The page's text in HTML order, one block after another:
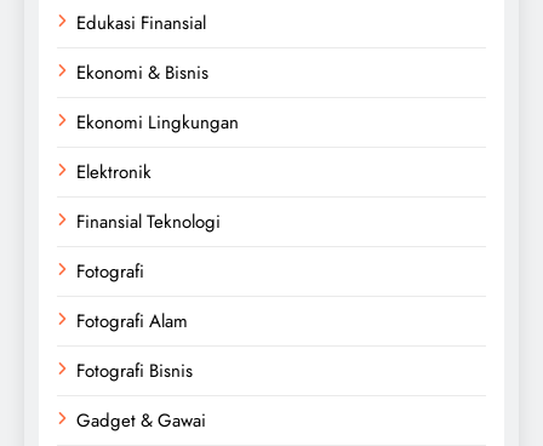
Edukasi Finansial
Ekonomi & Bisnis
Ekonomi Lingkungan
Elektronik
Finansial Teknologi
Fotografi
Fotografi Alam
Fotografi Bisnis
Gadget & Gawai